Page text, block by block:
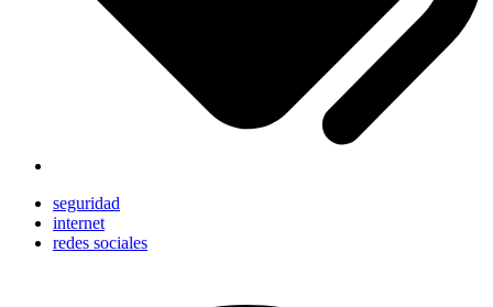
seguridad
internet
redes sociales